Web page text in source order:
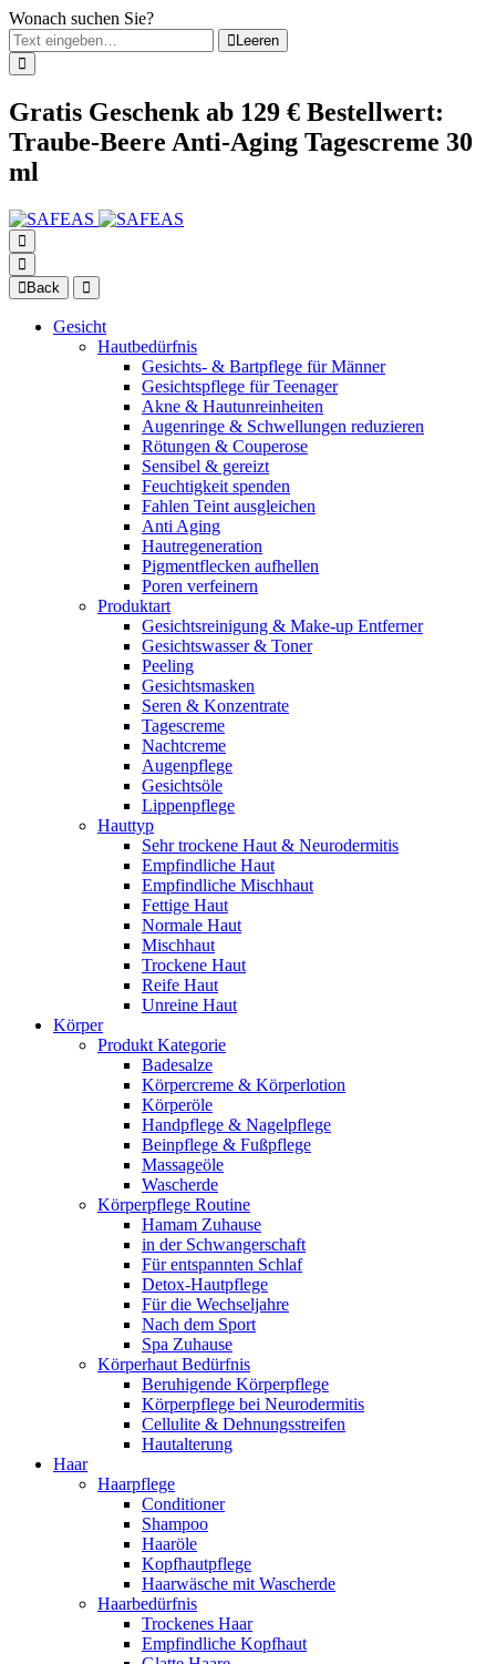
Wonach suchen Sie?
Leeren
Gratis Geschenk ab 129 € Bestellwert:
Traube-Beere Anti-Aging Tagescreme 30
ml
Back
Gesicht
Hautbedürfnis
Gesichts- & Bartpflege für Männer
Gesichtspflege für Teenager
Akne & Hautunreinheiten
Augenringe & Schwellungen reduzieren
Rötungen & Couperose
Sensibel & gereizt
Feuchtigkeit spenden
Fahlen Teint ausgleichen
Anti Aging
Hautregeneration
Pigmentflecken aufhellen
Poren verfeinern
Produktart
Gesichtsreinigung & Make-up Entferner
Gesichtswasser & Toner
Peeling
Gesichtsmasken
Seren & Konzentrate
Tagescreme
Nachtcreme
Augenpflege
Gesichtsöle
Lippenpflege
Hauttyp
Sehr trockene Haut & Neurodermitis
Empfindliche Haut
Empfindliche Mischhaut
Fettige Haut
Normale Haut
Mischhaut
Trockene Haut
Reife Haut
Unreine Haut
Körper
Produkt Kategorie
Badesalze
Körpercreme & Körperlotion
Körperöle
Handpflege & Nagelpflege
Beinpflege & Fußpflege
Massageöle
Wascherde
Körperpflege Routine
Hamam Zuhause
in der Schwangerschaft
Für entspannten Schlaf
Detox-Hautpflege
Für die Wechseljahre
Nach dem Sport
Spa Zuhause
Körperhaut Bedürfnis
Beruhigende Körperpflege
Körperpflege bei Neurodermitis
Cellulite & Dehnungsstreifen
Hautalterung
Haar
Haarpflege
Conditioner
Shampoo
Haaröle
Kopfhautpflege
Haarwäsche mit Wascherde
Haarbedürfnis
Trockenes Haar
Empfindliche Kopfhaut